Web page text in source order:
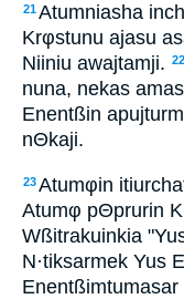
21Atumniasha
Krφstunu ajasu
Niiniu awajtamji. 22
nuna, nekas
Enentßin
nΘkaji.
23Atumφin
Atumφ pΘprurin
Wßitrakuinkia
N·tiksarmek Yus